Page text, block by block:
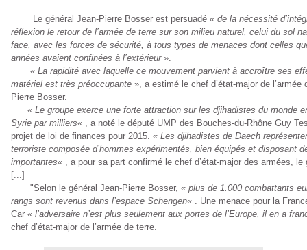
Le général Jean-Pierre Bosser est persuadé « de la nécessité
réflexion le retour de l’armée de terre sur son milieu naturel, celui du sol
face, avec les forces de sécurité, à tous types de menaces dont celles
années avaient confinées à l’extérieur »
« La rapidité avec laquelle ce mouvement parvient à accroître ses
matériel est très préoccupante », a estimé le chef d’état-major de l’armée
Pierre Bosser.
« Le groupe exerce une forte attraction sur les djihadistes du monde
Syrie par milliers« , a noté le député UMP des Bouches-du-Rhône Guy
projet de loi de finances pour 2015. « Les djihadistes de Daech
terroriste composée d’hommes expérimentés, bien équipés et disposant
importantes« , a pour sa part confirmé le chef d’état-major des armées,
[...]
"Selon le général Jean-Pierre Bosser, « plus de 1.000 combattants
rangs sont revenus dans l’espace Schengen« . Une menace pour la
Car « l’adversaire n’est plus seulement aux portes de l’Europe, il en a
chef d’état-major de l’armée de terre.